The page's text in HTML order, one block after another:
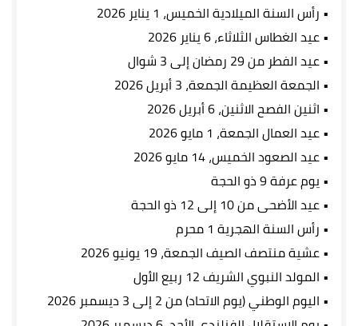
• رأس السنة الميلاديةالخميس، 1 يناير 2026
• عيد الغطاسالثلاثاء، 6 يناير 2026
• عيد الفطر من 29 رمضان إلى 3 شوال
• الجمعة العظيمةالجمعة، 3 أبريل 2026
• اثنين الفصحالاثنين، 6 أبريل 2026
• عيد العمالالجمعة، 1 مايو 2026
• عيد الصعودالخميس، 14 مايو 2026
• يوم عرفة9 ذو الحجة
• عيد الأضحىمن 10 إلى 12 ذو الحجة
• رأس السنة الهجرية 1 محرم
• عشية منتصف الصيفالجمعة، 19 يونيو 2026
• المولد النبوي الشريف12 ربيع الأول
• اليوم الوطني (يوم الاتحاد)من 2 إلى 3 ديسمبر 2026